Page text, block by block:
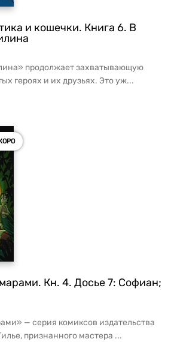
и кошечки. Книга 6. В
продолжает захватывающую
героях и их друзьях. Это уж...
Кн. 4. Досье 7: Софиан;
— серия комиксов издательства
признанного мастера ...